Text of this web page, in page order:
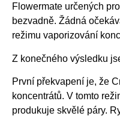
Flowermate určených
bezvadně. Žádná
režimu vaporizování
Z konečného výsledku
První překvapení je, že
koncentrátů. V tomto
produkuje skvělé páry.